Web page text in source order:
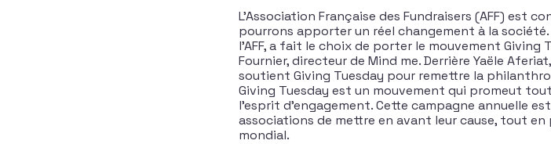
L’Association Française des Fundraisers (AFF) est
pourrons apporter un réel changement à la
l’AFF, a fait le choix de porter le mouvement Giving
Fournier, directeur de Mind me. Derrière Yaële
soutient Giving Tuesday pour remettre la
Giving Tuesday est un mouvement qui promeut
l’esprit d’engagement. Cette campagne annuelle
associations de mettre en avant leur cause, tout
mondial.